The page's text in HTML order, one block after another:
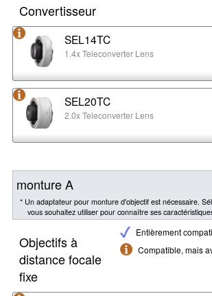
Convertisseur
SEL14TC
1.4x Teleconverter Lens
SEL20TC
2.0x Teleconverter Lens
monture A
* Un adaptateur pour monture d'objectif est nécessaire.
vous souhaitez utiliser pour connaître ses
Entièrement
Compatible, mais
Objectifs à
distance focale
fixe